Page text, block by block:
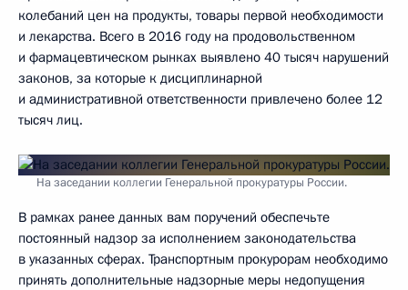
колебаний цен на продукты, товары первой необходимости
и лекарства. Всего в 2016 году на продовольственном
и фармацевтическом рынках выявлено 40 тысяч нарушений
законов, за которые к дисциплинарной
и административной ответственности привлечено более 12
тысяч лиц.
На заседании коллегии Генеральной прокуратуры России.
В рамках ранее данных вам поручений обеспечьте
постоянный надзор за исполнением законодательства
в указанных сферах. Транспортным прокурорам необходимо
принять дополнительные надзорные меры недопущения